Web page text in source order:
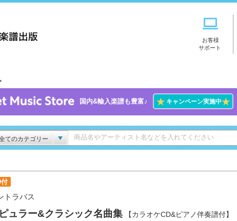
お客様
サポート
国内&輸入楽譜も豊富♪ ★キャンペーン実施中★
てのカテゴリー
トラバス
ュラー&クラシック名曲集 【カラオケCD&ピアノ伴奏譜付】